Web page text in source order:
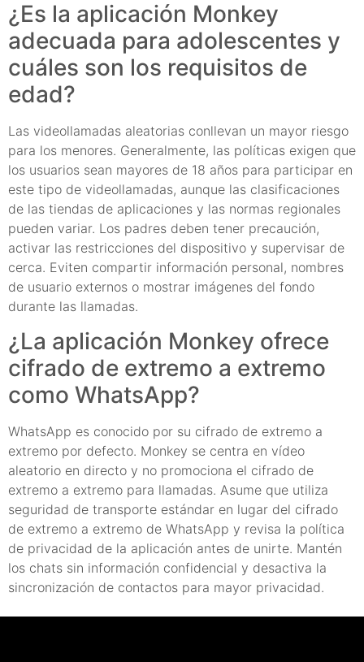
¿Es la aplicación Monkey
adecuada para adolescentes y
cuáles son los requisitos de
edad?
Las videollamadas aleatorias conllevan un mayor riesgo
para los menores. Generalmente, las políticas exigen que
los usuarios sean mayores de 18 años para participar en
este tipo de videollamadas, aunque las clasificaciones
de las tiendas de aplicaciones y las normas regionales
pueden variar. Los padres deben tener precaución,
activar las restricciones del dispositivo y supervisar de
cerca. Eviten compartir información personal, nombres
de usuario externos o mostrar imágenes del fondo
durante las llamadas.
¿La aplicación Monkey ofrece
cifrado de extremo a extremo
como WhatsApp?
WhatsApp es conocido por su cifrado de extremo a
extremo por defecto. Monkey se centra en vídeo
aleatorio en directo y no promociona el cifrado de
extremo a extremo para llamadas. Asume que utiliza
seguridad de transporte estándar en lugar del cifrado
de extremo a extremo de WhatsApp y revisa la política
de privacidad de la aplicación antes de unirte. Mantén
los chats sin información confidencial y desactiva la
sincronización de contactos para mayor privacidad.